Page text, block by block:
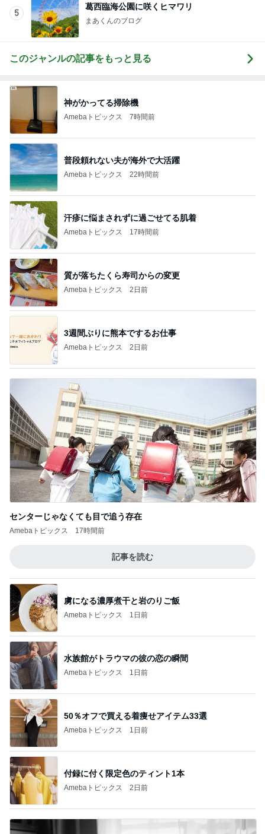
5
葛西臨海公園に咲くヒマワリ
まあくんのブログ
このジャンルの記事をもっと見る
神がかってる掃除機
Amebaトピックス 7時間前
普段頼れない夫が海外で大活躍
Amebaトピックス 22時間前
汗疹に悩まされずに過ごせてる肌着
Amebaトピックス 17時間前
質が落ちたくら寿司からの変更
Amebaトピックス 2日前
3週間ぶりに熊本でするお仕事
Amebaトピックス 2日前
センターじゃなくても目で追う存在
Amebaトピックス 17時間前
記事を読む
虜になる濃厚煮干と岩のりご飯
Amebaトピックス 1日前
水族館がトラウマの彼の恋の瞬間
Amebaトピックス 1日前
50％オフで買える着痩せアイテム33選
Amebaトピックス 1日前
付録に付く限定色のティント1本
Amebaトピックス 2日前